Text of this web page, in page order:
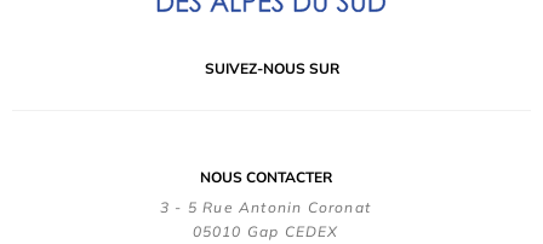
SUIVEZ-NOUS SUR
NOUS CONTACTER
3 - 5 Rue Antonin Coronat
05010 Gap CEDEX